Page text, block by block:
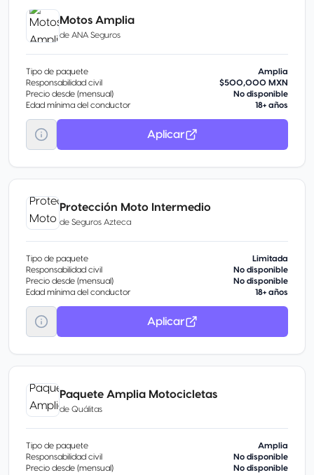
Motos Amplia
de ANA Seguros
Tipo de paquete
Amplia
Responsabilidad civil
$500,000 MXN
Precio desde (mensual)
No disponible
Edad mínima del conductor
18+ años
Aplicar
Protección Moto Intermedio
de Seguros Azteca
Tipo de paquete
Limitada
Responsabilidad civil
No disponible
Precio desde (mensual)
No disponible
Edad mínima del conductor
18+ años
Aplicar
Paquete Amplia Motocicletas
de Quálitas
Tipo de paquete
Amplia
Responsabilidad civil
No disponible
Precio desde (mensual)
No disponible